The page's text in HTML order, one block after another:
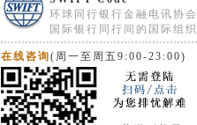
环球同行银行金融电讯协会
国际银行同行间的国际组织
在线咨询(周一至周五9:00-23:00)